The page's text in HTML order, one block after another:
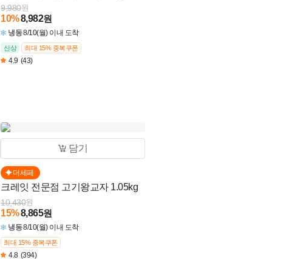
10%8,982원
9,980원
냉동8/10(월) 이내 도착
신상 최대 15% 중복쿠폰
4.9 (43)
담기
더세페
크레잇 전문점 고기왕교자 1.05kg
15%8,865원
10,430원
냉동8/10(월) 이내 도착
최대 15% 중복쿠폰
4.8 (394)